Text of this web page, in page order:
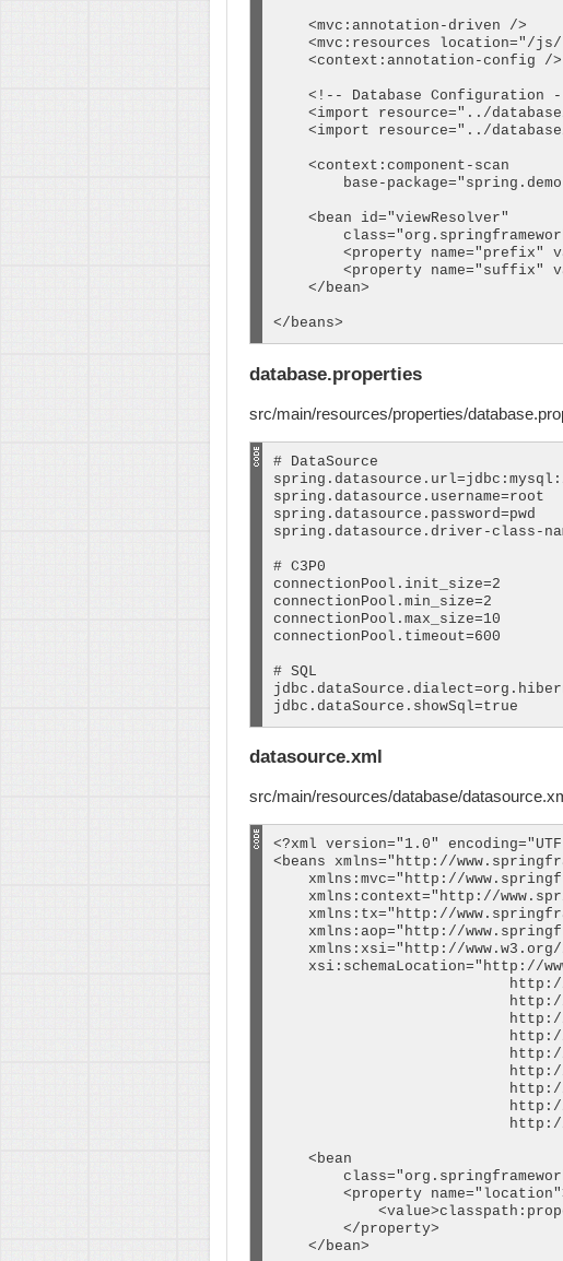
    <mvc:annotation-driven />
<mvc:resources location="/
    <context:annotation-config />
<!-- Database Configuration
<import resource="../
<import resource="../
    <context:component-scan
base-
    <bean id="viewResolver"
<property name="prefix"
<property name="suffix"
    </bean>
</beans>
database.properties
src/main/resources/properties/
# DataSource
spring.datasource.url=jdbc:mysql://
spring.datasource.username=root
spring.datasource.password=pwd
spring.datasource.driver-class-
# C3P0
connectionPool.init_size=2
connectionPool.min_size=2
connectionPool.max_size=10
connectionPool.timeout=600
# SQL
jdbc.dataSource.showSql=true
datasource.xml
src/main/resources/database/
<?xml version="1.0"
<beans xmlns="http://
xmlns:mvc="http://
xmlns:context="http://
xmlns:tx="http://
xmlns:aop="http://
xmlns:xsi="http://
xsi:schemaLocation="http://
    <bean
<property
        </property>
    </bean>